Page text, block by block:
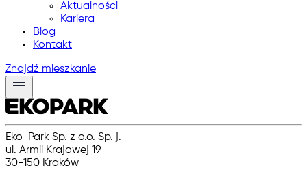
Aktualności
Kariera
Blog
Kontakt
Znajdź mieszkanie
Eko-Park Sp. z o.o. Sp. j.
ul. Armii Krajowej 19
30-150 Kraków